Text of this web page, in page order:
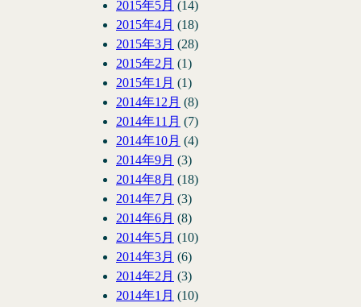
2015年5月 (14)
2015年4月 (18)
2015年3月 (28)
2015年2月 (1)
2015年1月 (1)
2014年12月 (8)
2014年11月 (7)
2014年10月 (4)
2014年9月 (3)
2014年8月 (18)
2014年7月 (3)
2014年6月 (8)
2014年5月 (10)
2014年3月 (6)
2014年2月 (3)
2014年1月 (10)